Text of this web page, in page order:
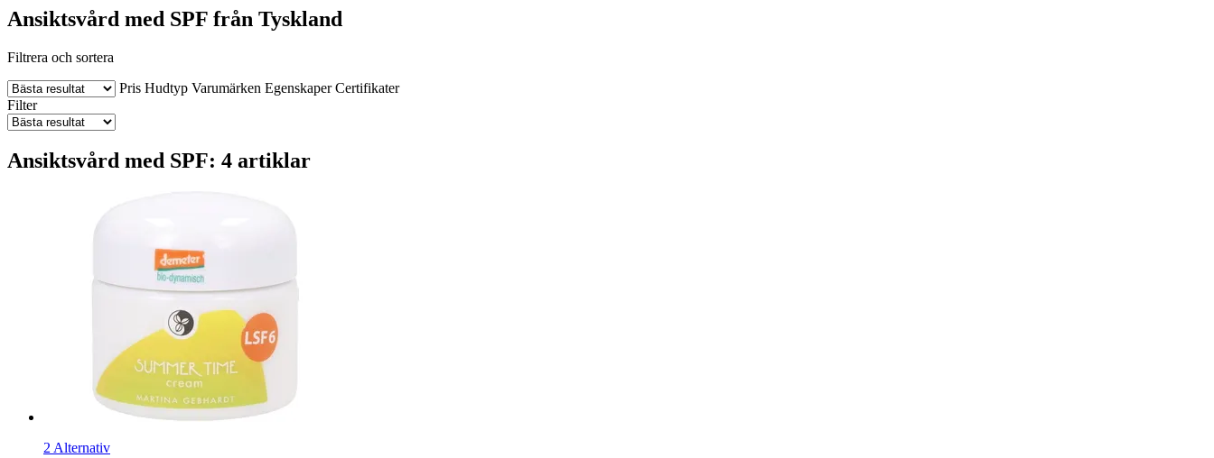
Ansiktsvård med SPF från Tyskland
Filtrera och sortera
Pris Hudtyp Varumärken Egenskaper Certifikater
Filter
Ansiktsvård med SPF: 4 artiklar
2 Alternativ